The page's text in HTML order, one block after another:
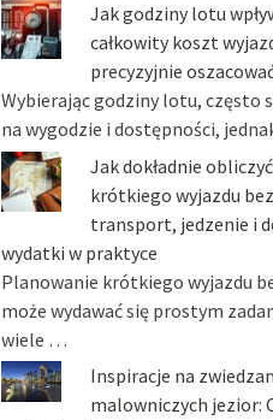
Jak godziny lotu
całkowity koszt
precyzyjnie
Wybierając godziny lotu, często
na wygodzie i dostępności,
Jak dokładnie
krótkiego wyjazdu
transport, jedzenie i
wydatki w praktyce
Planowanie krótkiego wyjazdu
może wydawać się prostym
wiele …
Inspiracje na
malowniczych jezior: